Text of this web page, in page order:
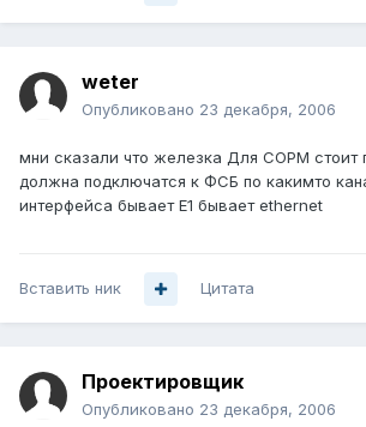
weter
Опубликовано 23 декабря, 2006
мни сказали что железка Для СОРМ стоит
должна подключатся к ФСБ по какимто
интерфейса бывает E1 бывает ethernet
Вставить ник Цитата
Проектировщик
Опубликовано 23 декабря, 2006